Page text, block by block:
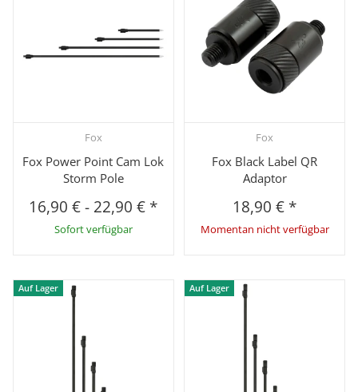
Fox
Fox Power Point Cam Lok
Storm Pole
16,90 €- 22,90 € *
Sofort verfügbar
Fox
Fox Black Label QR
Adaptor
18,90 € *
Momentan nicht verfügbar
Auf Lager Auf Lager